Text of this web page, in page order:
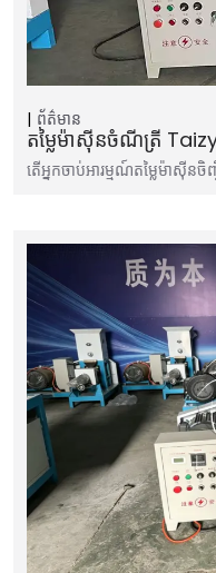
ព័ត៌មាន
តម្លៃម៉ាស៊ីនចំណីត្រី
តើអ្នកចាប់អារម្មណ៍តម្លៃម៉ាស៊ីនចិ